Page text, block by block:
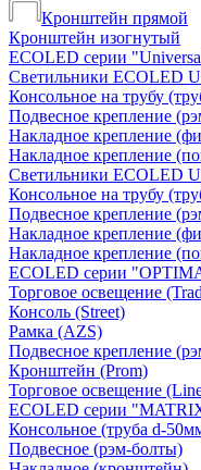
Кронштейн прямой
Кронштейн изогнутый
ECOLED серии
Светильники ECOLED
Консольное на трубу
Подвесное крепление
Накладное крепление
Накладное крепление
Светильники ECOLED
Консольное на трубу
Подвесное крепление
Накладное крепление
Накладное крепление
ECOLED серии
Торговое освещение
Консоль (Street)
Рамка (AZS)
Подвесное крепление
Кронштейн (Prom)
Торговое освещение
ECOLED серии
Консольное (труба d-
Подвесное (рэм-болты)